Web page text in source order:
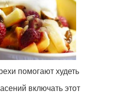
помогают худеть
включать этот